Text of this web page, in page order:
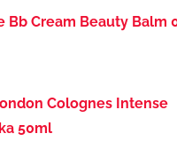
Bb Cream Beauty Balm
Colognes Intense
50ml